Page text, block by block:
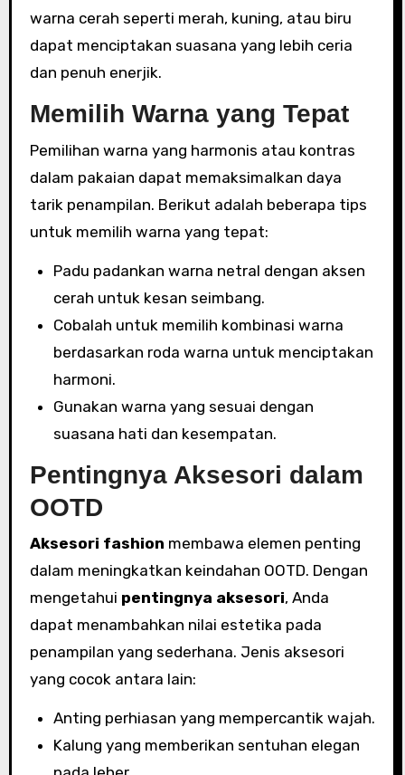
warna cerah seperti merah, kuning, atau biru
dapat menciptakan suasana yang lebih ceria
dan penuh enerjik.
Memilih Warna yang Tepat
Pemilihan warna yang harmonis atau kontras
dalam pakaian dapat memaksimalkan daya
tarik penampilan. Berikut adalah beberapa tips
untuk memilih warna yang tepat:
Padu padankan warna netral dengan aksen
cerah untuk kesan seimbang.
Cobalah untuk memilih kombinasi warna
berdasarkan roda warna untuk menciptakan
harmoni.
Gunakan warna yang sesuai dengan
suasana hati dan kesempatan.
Pentingnya Aksesori dalam
OOTD
Aksesori fashion membawa elemen penting
dalam meningkatkan keindahan OOTD. Dengan
mengetahui pentingnya aksesori, Anda
dapat menambahkan nilai estetika pada
penampilan yang sederhana. Jenis aksesori
yang cocok antara lain:
Anting perhiasan yang mempercantik wajah.
Kalung yang memberikan sentuhan elegan